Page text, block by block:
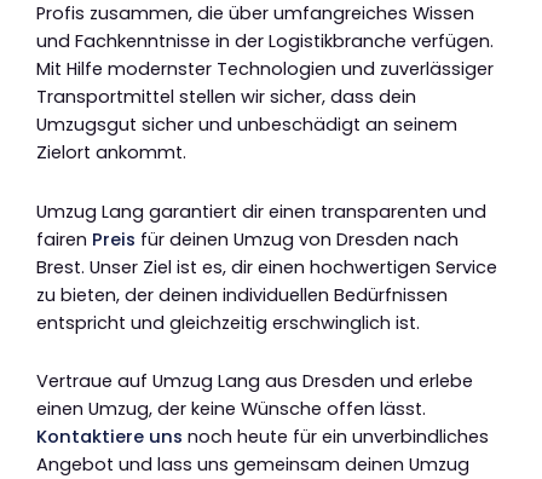
Profis zusammen, die über umfangreiches Wissen
und Fachkenntnisse in der Logistikbranche verfügen.
Mit Hilfe modernster Technologien und zuverlässiger
Transportmittel stellen wir sicher, dass dein
Umzugsgut sicher und unbeschädigt an seinem
Zielort ankommt.
Umzug Lang garantiert dir einen transparenten und
fairen Preis für deinen Umzug von Dresden nach
Brest. Unser Ziel ist es, dir einen hochwertigen Service
zu bieten, der deinen individuellen Bedürfnissen
entspricht und gleichzeitig erschwinglich ist.
Vertraue auf Umzug Lang aus Dresden und erlebe
einen Umzug, der keine Wünsche offen lässt.
Kontaktiere uns noch heute für ein unverbindliches
Angebot und lass uns gemeinsam deinen Umzug